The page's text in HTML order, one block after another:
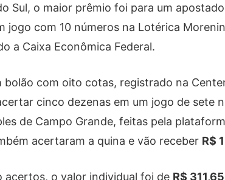
Sul, o maior prêmio foi para um
jogo com 10 números na Lotérica
a Caixa Econômica Federal.
bolão com oito cotas, registrado na
cinco dezenas em um jogo de sete
de Campo Grande, feitas pela
acertaram a quina e vão receber R$
acertos, o valor individual foi de R$ 311,65